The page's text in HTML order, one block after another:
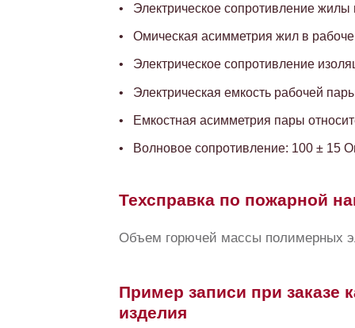
Электрическое сопротивление
Омическая асимметрия жил в
Электрическое сопротивление
Электрическая емкость рабочей
Емкостная асимметрия пары
Волновое сопротивление: 100 ± 15
Техсправка по пожарной
Объем горючей массы полимерных
Пример записи при заказе
изделия